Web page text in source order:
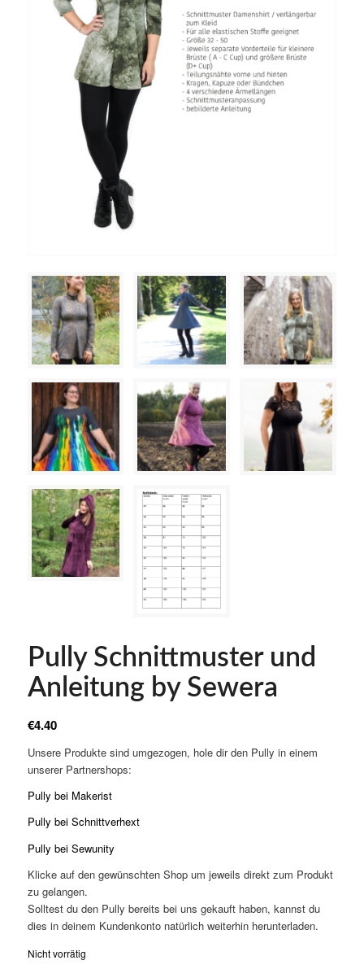
Pully Schnittmuster und
Anleitung by Sewera
€4.40
Unsere Produkte sind umgezogen, hole dir den Pully in einem
unserer Partnershops:
Pully bei Makerist
Pully bei Schnittverhext
Pully bei Sewunity
Klicke auf den gewünschten Shop um jeweils direkt zum Produkt
zu gelangen.
Solltest du den Pully bereits bei uns gekauft haben, kannst du
dies in deinem Kundenkonto natürlich weiterhin herunterladen.
Nicht vorrätig